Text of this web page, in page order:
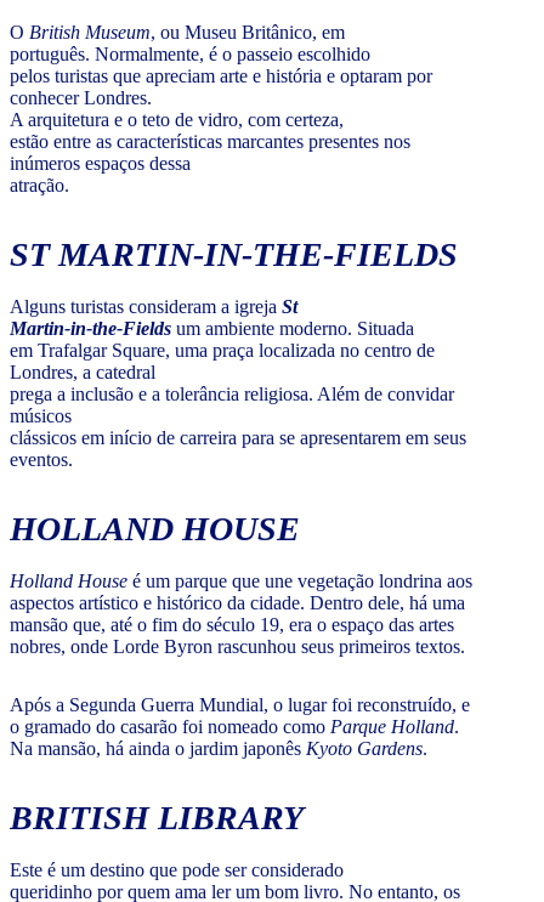
O British Museum, ou Museu Britânico, em
português. Normalmente, é o passeio escolhido
pelos turistas que apreciam arte e história e optaram por
conhecer Londres.
A arquitetura e o teto de vidro, com certeza,
estão entre as características marcantes presentes nos
inúmeros espaços dessa
atração.
ST MARTIN-IN-THE-FIELDS
Alguns turistas consideram a igreja St
Martin-in-the-Fields um ambiente moderno. Situada
em Trafalgar Square, uma praça localizada no centro de
Londres, a catedral
prega a inclusão e a tolerância religiosa. Além de convidar
músicos
clássicos em início de carreira para se apresentarem em seus
eventos.
HOLLAND HOUSE
Holland House é um parque que une vegetação londrina aos
aspectos artístico e histórico da cidade. Dentro dele, há uma
mansão que, até o fim do século 19, era o espaço das artes
nobres, onde Lorde Byron rascunhou seus primeiros textos.
Após a Segunda Guerra Mundial, o lugar foi reconstruído, e
o gramado do casarão foi nomeado como Parque Holland.
Na mansão, há ainda o jardim japonês Kyoto Gardens.
BRITISH LIBRARY
Este é um destino que pode ser considerado
queridinho por quem ama ler um bom livro. No entanto, os